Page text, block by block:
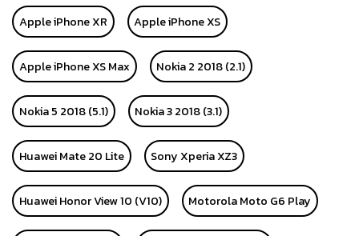
Apple iPhone XR Apple iPhone XS
Apple iPhone XS Max Nokia 2 2018 (2.1)
Nokia 5 2018 (5.1) Nokia 3 2018 (3.1)
Huawei Mate 20 Lite Sony Xperia XZ3
Huawei Honor View 10 (V10) Motorola Moto G6 Play